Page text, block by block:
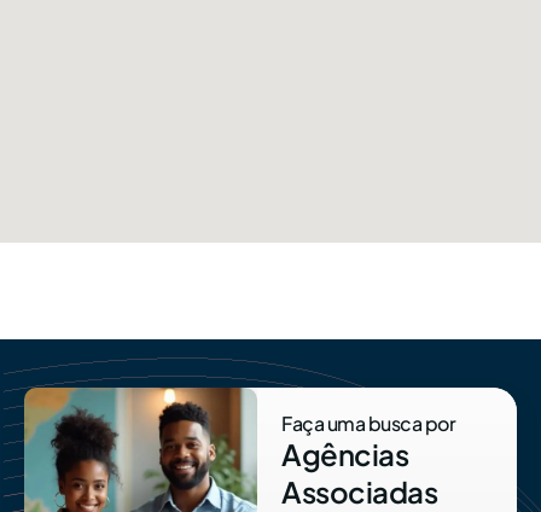
Faça uma busca por
Agências
Associadas